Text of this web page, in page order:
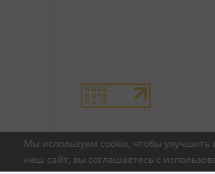
Мы используем cookie, чтобы
наш сайт, вы соглашаетесь с